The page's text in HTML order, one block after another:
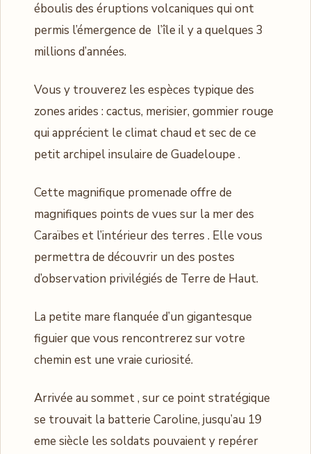
éboulis des éruptions volcaniques qui ont
permis l’émergence de l’île il y a quelques 3
millions d’années.
Vous y trouverez les espèces typique des
zones arides : cactus, merisier, gommier rouge
qui apprécient le climat chaud et sec de ce
petit archipel insulaire de Guadeloupe .
Cette magnifique promenade offre de
magnifiques points de vues sur la mer des
Caraïbes et l’intérieur des terres . Elle vous
permettra de découvrir un des postes
d’observation privilégiés de Terre de Haut.
La petite mare flanquée d’un gigantesque
figuier que vous rencontrerez sur votre
chemin est une vraie curiosité.
Arrivée au sommet , sur ce point stratégique
se trouvait la batterie Caroline, jusqu’au 19
eme siècle les soldats pouvaient y repérer